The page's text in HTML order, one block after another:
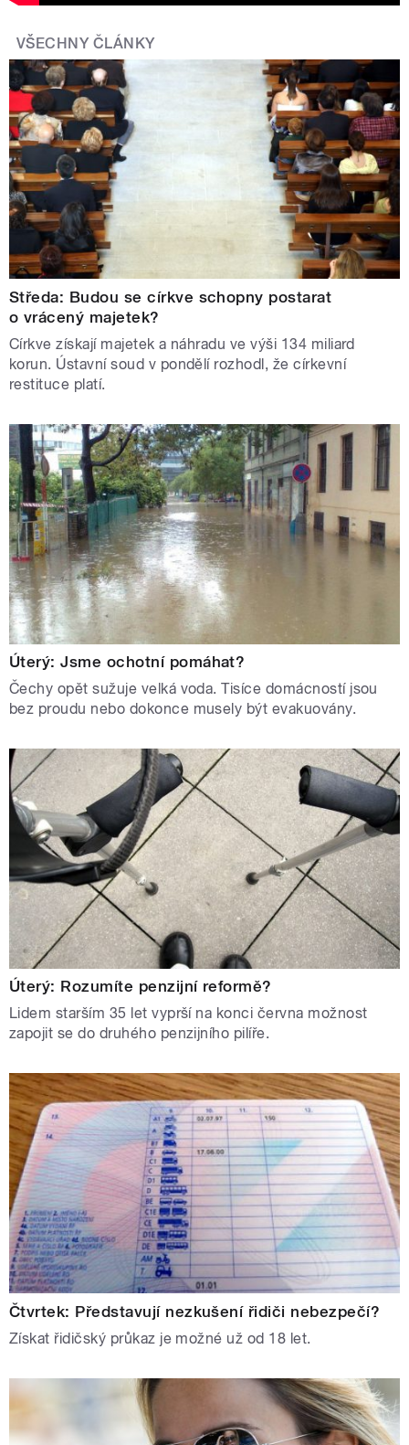
VŠECHNY ČLÁNKY
Středa: Budou se církve schopny postarat
o vrácený majetek?
Církve získají majetek a náhradu ve výši 134 miliard
korun. Ústavní soud v pondělí rozhodl, že církevní
restituce platí.
Úterý: Jsme ochotní pomáhat?
Čechy opět sužuje velká voda. Tisíce domácností jsou
bez proudu nebo dokonce musely být evakuovány.
Úterý: Rozumíte penzijní reformě?
Lidem starším 35 let vyprší na konci června možnost
zapojit se do druhého penzijního pilíře.
Čtvrtek: Představují nezkušení řidiči nebezpečí?
Získat řidičský průkaz je možné už od 18 let.